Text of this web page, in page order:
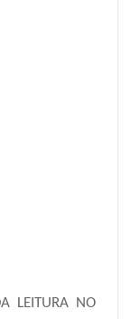
LEITURA NO